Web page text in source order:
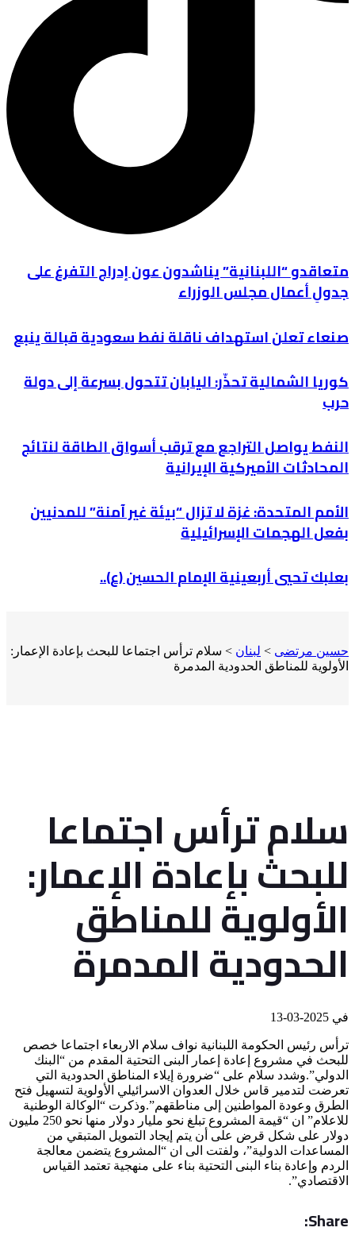
متعاقدو “اللبنانية” يناشدون عون إدراج التفرغ على
جدولِ أعمال مجلس الوزراء
صنعاء تعلن استهداف ناقلة نفط سعودية قبالة ينبع
كوريا الشمالية تحذّر: اليابان تتحول بسرعة إلى دولة
حرب
النفط يواصل التراجع مع ترقب أسواق الطاقة لنتائج
المحادثات الأميركية الإيرانية
الأمم المتحدة: غزة لا تزال “بيئة غير آمنة” للمدنيين
بفعل الهجمات الإسرائيلية
بعلبك تحيي أربعينية الإمام الحسين (ع)..
حسين مرتضى > لبنان > سلام ترأس اجتماعا للبحث بإعادة الإعمار:
الأولوية للمناطق الحدودية المدمرة
سلام ترأس اجتماعا
للبحث بإعادة الإعمار:
الأولوية للمناطق
الحدودية المدمرة
في
ترأس رئيس الحكومة اللبنانية نواف سلام الاربعاء اجتماعا خصص
للبحث في مشروع إعادة إعمار البنى التحتية المقدم من “البنك
الدولي”.وشدد سلام على “ضرورة إيلاء المناطق الحدودية التي
تعرضت لتدمير قاس خلال العدوان الاسرائيلي الأولوية لتسهيل فتح
الطرق وعودة المواطنين إلى مناطقهم”.وذكرت “الوكالة الوطنية
للاعلام” ان “قيمة المشروع تبلغ نحو مليار دولار منها نحو 250 مليون
دولار على شكل قرض على أن يتم إيجاد التمويل المتبقي من
المساعدات الدولية”، ولفتت الى ان “المشروع يتضمن معالجة
الردم وإعادة بناء البنى التحتية بناء على منهجية تعتمد القياس
الاقتصادي”.
Share: